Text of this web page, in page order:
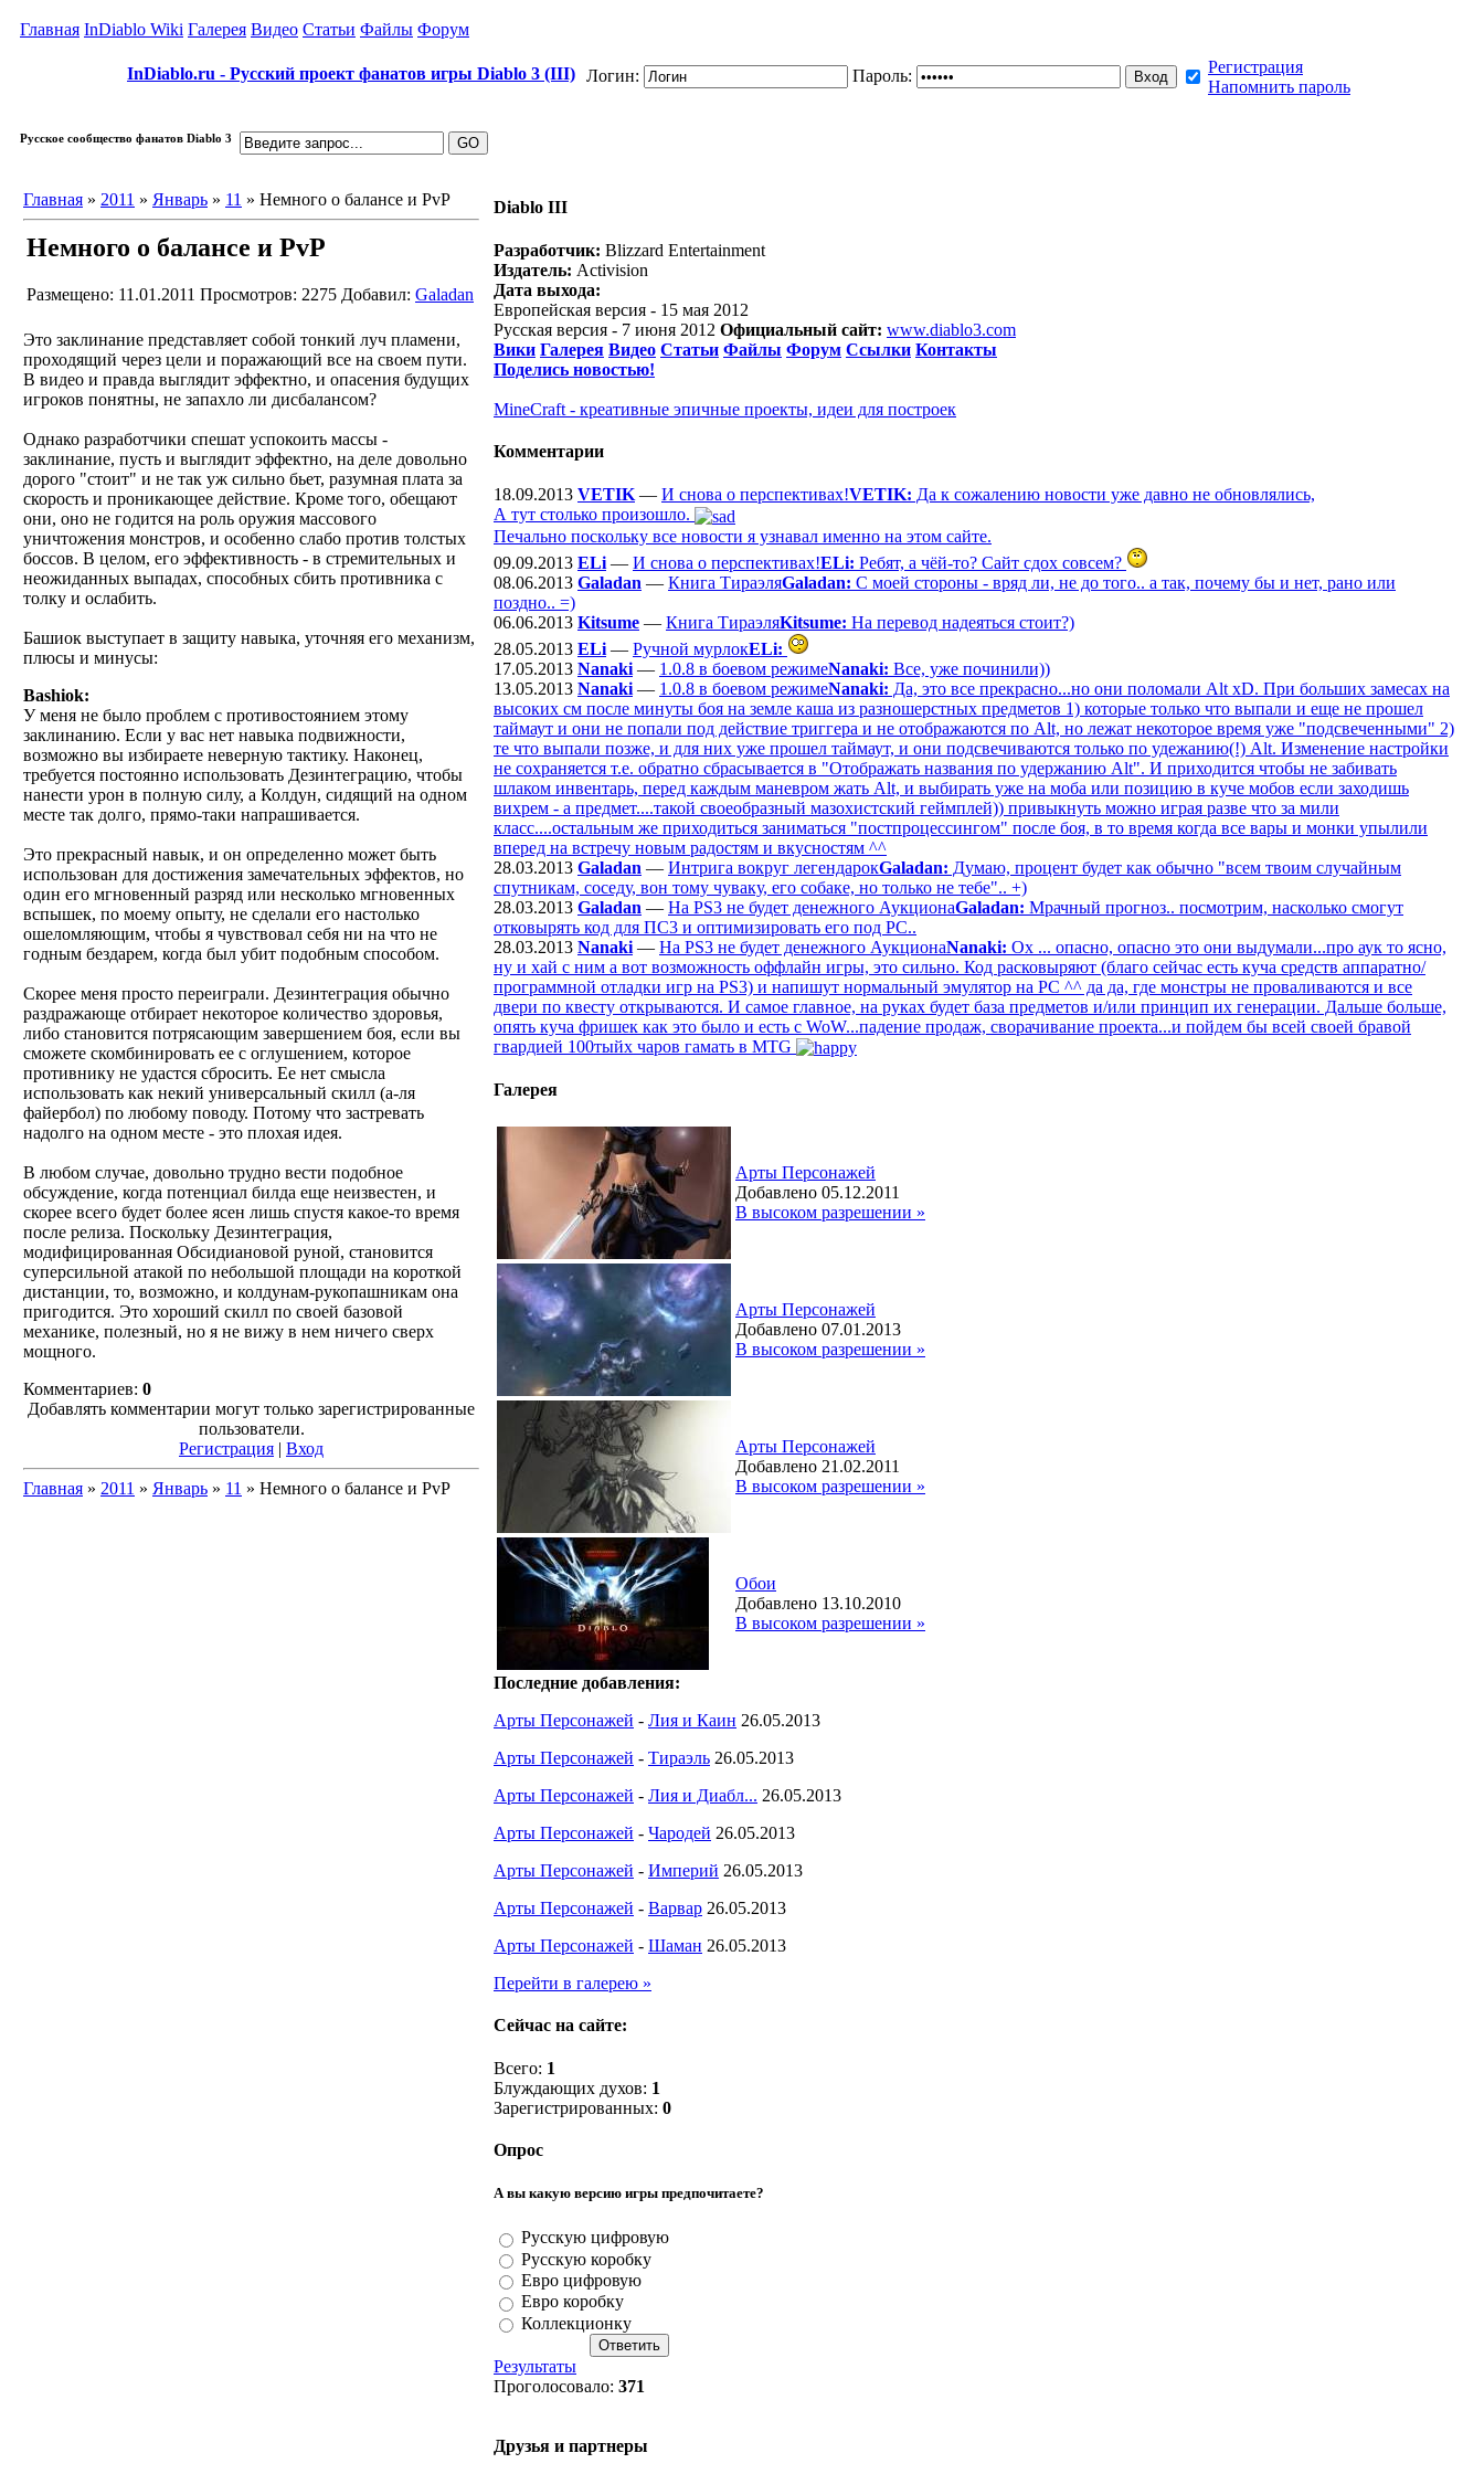
Главная InDiablo Wiki Галерея Видео Статьи Файлы Форум
InDiablo.ru - Русский проект фанатов игры Diablo 3 (III) Логин: Пароль:
Регистрация
Напомнить пароль
Русское сообщество фанатов Diablo 3
Главная » 2011 » Январь » 11 » Немного о балансе и PvP
Немного о балансе и PvP
Размещено: 11.01.2011 Просмотров: 2275 Добавил: Galadan
Это заклинание представляет собой тонкий луч пламени,
проходящий через цели и поражающий все на своем пути.
В видео и правда выглядит эффектно, и опасения будущих
игроков понятны, не запахло ли дисбалансом?
Однако разработчики спешат успокоить массы -
заклинание, пусть и выглядит эффектно, на деле довольно
дорого "стоит" и не так уж сильно бьет, разумная плата за
скорость и проникающее действие. Кроме того, обещают
они, оно не годится на роль оружия массового
уничтожения монстров, и особенно слабо против толстых
боссов. В целом, его эффективность - в стремительных и
неожиданных выпадах, способных сбить противника с
толку и ослабить.
Башиок выступает в защиту навыка, уточняя его механизм,
плюсы и минусы:
Bashiok:
У меня не было проблем с противостоянием этому
заклинанию. Eсли у вас нет навыка подвижности,
возможно вы избираете неверную тактику. Наконец,
требуется постоянно использовать Дезинтеграцию, чтобы
нанести урон в полную силу, а Колдун, сидящий на одном
месте так долго, прямо-таки напрашивается.
Это прекрасный навык, и он определенно может быть
использован для достижения замечательных эффектов, но
один его мгновенный разряд или несколько мгновенных
вспышек, по моему опыту, не сделали его настолько
ошеломляющим, чтобы я чувствовал себя ни на что не
годным бездарем, когда был убит подобным способом.
Скорее меня просто переиграли. Дезинтеграция обычно
раздражающе отбирает некоторое количество здоровья,
либо становится потрясающим завершением боя, если вы
сможете скомбинировать ее с оглушением, которое
противнику не удастся сбросить. Ее нет смысла
использовать как некий универсальный скилл (а-ля
файербол) по любому поводу. Потому что застревать
надолго на одном месте - это плохая идея.
В любом случае, довольно трудно вести подобное
обсуждение, когда потенциал билда еще неизвестен, и
скорее всего будет более ясен лишь спустя какое-то время
после релиза. Поскольку Дезинтеграция,
модифицированная Обсидиановой руной, становится
суперсильной атакой по небольшой площади на короткой
дистанции, то, возможно, и колдунам-рукопашникам она
пригодится. Это хороший скилл по своей базовой
механике, полезный, но я не вижу в нем ничего сверх
мощного.
Комментариев: 0
Добавлять комментарии могут только зарегистрированные
пользователи.
Регистрация | Вход
Главная » 2011 » Январь » 11 » Немного о балансе и PvP
Diablo III
Разработчик: Blizzard Entertainment
Издатель: Activision
Дата выхода:
Европейская версия - 15 мая 2012
Русская версия - 7 июня 2012 Официальный сайт: www.diablo3.com
Вики Галерея Видео Статьи Файлы Форум Ссылки Контакты
Поделись новостью!
MineCraft - креативные эпичные проекты, идеи для построек
Комментарии
18.09.2013 VETIK — И снова о перспективах!VETIK: Да к сожалению новости уже давно не обновлялись,
А тут столько произошло.
Печально поскольку все новости я узнавал именно на этом сайте.
09.09.2013 ELi — И снова о перспективах!ELi: Ребят, а чёй-то? Сайт сдох совсем?
08.06.2013 Galadan — Книга ТираэляGaladan: С моей стороны - вряд ли, не до того.. а так, почему бы и нет, рано или
поздно.. =)
06.06.2013 Kitsume — Книга ТираэляKitsume: На перевод надеяться стоит?)
28.05.2013 ELi — Ручной мурлокELi:
17.05.2013 Nanaki — 1.0.8 в боевом режимеNanaki: Все, уже починили))
13.05.2013 Nanaki — 1.0.8 в боевом режимеNanaki: Да, это все прекрасно...но они поломали Alt xD. При больших замесах на
высоких см после минуты боя на земле каша из разношерстных предметов 1) которые только что выпали и еще не прошел
таймаут и они не попали под действие триггера и не отображаются по Alt, но лежат некоторое время уже "подсвеченными" 2)
те что выпали позже, и для них уже прошел таймаут, и они подсвечиваются только по удежанию(!) Alt. Изменение настройки
не сохраняется т.е. обратно сбрасывается в "Отображать названия по удержанию Alt". И приходится чтобы не забивать
шлаком инвентарь, перед каждым маневром жать Alt, и выбирать уже на моба или позицию в куче мобов если заходишь
вихрем - а предмет....такой своеобразный мазохистский геймплей)) привыкнуть можно играя разве что за мили
класс....остальным же приходиться заниматься "постпроцессингом" после боя, в то время когда все вары и монки упылили
вперед на встречу новым радостям и вкусностям ^^
28.03.2013 Galadan — Интрига вокруг легендарокGaladan: Думаю, процент будет как обычно "всем твоим случайным
спутникам, соседу, вон тому чуваку, его собаке, но только не тебе".. +)
28.03.2013 Galadan — На PS3 не будет денежного АукционаGaladan: Мрачный прогноз.. посмотрим, насколько смогут
отковырять код для ПС3 и оптимизировать его под РС..
28.03.2013 Nanaki — На PS3 не будет денежного АукционаNanaki: Ох ... опасно, опасно это они выдумали...про аук то ясно,
ну и хай с ним а вот возможность оффлайн игры, это сильно. Код расковыряют (благо сейчас есть куча средств аппаратно/
программной отладки игр на PS3) и напишут нормальный эмулятор на PC ^^ да да, где монстры не проваливаются и все
двери по квесту открываются. И самое главное, на руках будет база предметов и/или принцип их генерации. Дальше больше,
опять куча фришек как это было и есть с WoW...падение продаж, сворачивание проекта...и пойдем бы всей своей бравой
гвардией 100тыйх чаров гамать в MTG
Галерея
Арты Персонажей
Добавлено 05.12.2011
В высоком разрешении »
Арты Персонажей
Добавлено 07.01.2013
В высоком разрешении »
Арты Персонажей
Добавлено 21.02.2011
В высоком разрешении »
Обои
Добавлено 13.10.2010
В высоком разрешении »
Последние добавления:
Арты Персонажей - Лия и Каин 26.05.2013
Арты Персонажей - Тираэль 26.05.2013
Арты Персонажей - Лия и Диабл... 26.05.2013
Арты Персонажей - Чародей 26.05.2013
Арты Персонажей - Империй 26.05.2013
Арты Персонажей - Варвар 26.05.2013
Арты Персонажей - Шаман 26.05.2013
Перейти в галерею »
Сейчас на сайте:
Всего: 1
Блуждающих духов: 1
Зарегистрированных: 0
Опрос
А вы какую версию игры предпочитаете?
Русскую цифровую
Русскую коробку
Евро цифровую
Евро коробку
Коллекционку
Результаты
Проголосовало: 371
Друзья и партнеры